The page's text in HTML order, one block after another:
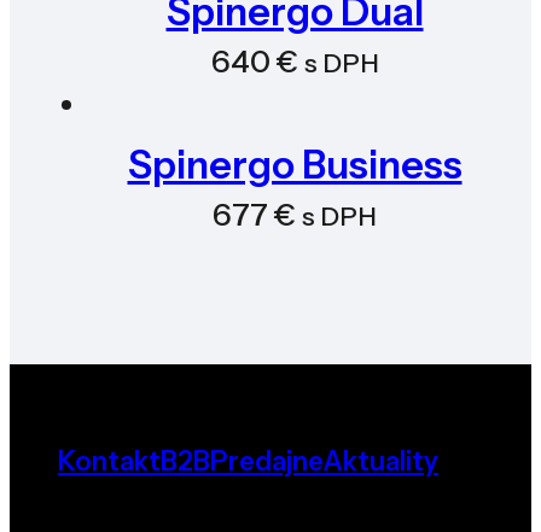
Spinergo Dual
640€ s DPH
Spinergo Business
677€ s DPH
KontaktB2BPredajneAktuality